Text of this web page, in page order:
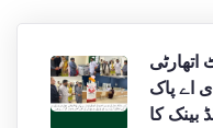
اتھارٹی
اے پاک
بینک کا